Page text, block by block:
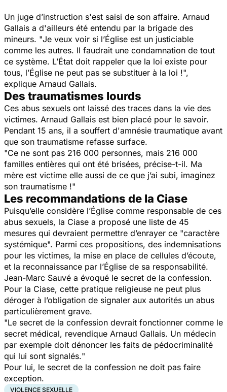
Un juge d’instruction s'est saisi de son affaire. Arnaud
Gallais a d'ailleurs été entendu par la brigade des
mineurs. "Je veux voir si l’Église est un justiciable
comme les autres. Il faudrait une condamnation de tout
ce système. L’État doit rappeler que la loi existe pour
tous, l’Église ne peut pas se substituer à la loi !",
explique Arnaud Gallais.
Des traumatismes lourds
Ces abus sexuels ont laissé des traces dans la vie des
victimes. Arnaud Gallais est bien placé pour le savoir.
Pendant 15 ans, il a souffert d'amnésie traumatique avant
que son traumatisme refasse surface.
"Ce ne sont pas 216 000 personnes, mais 216 000
familles entières qui ont été brisées, précise-t-il. Ma
mère est victime elle aussi de ce que j’ai subi, imaginez
son traumatisme !"
Les recommandations de la Ciase
Puisqu’elle considère l’Église comme responsable de ces
abus sexuels, la Ciase a proposé une liste de 45
mesures qui devraient permettre d’enrayer ce "caractère
systémique". Parmi ces propositions, des indemnisations
pour les victimes, la mise en place de cellules d’écoute,
et la reconnaissance par l’Église de sa responsabilité.
Jean-Marc Sauvé a évoqué le secret de la confession.
Pour la Ciase, cette pratique religieuse ne peut plus
déroger à l’obligation de signaler aux autorités un abus
particulièrement grave.
"Le secret de la confession devrait fonctionner comme le
secret médical, revendique Arnaud Gallais. Un médecin
par exemple doit dénoncer les faits de pédocriminalité
qui lui sont signalés."
Pour lui, le secret de la confession ne doit pas faire
exception.
VIOLENCE SEXUELLE